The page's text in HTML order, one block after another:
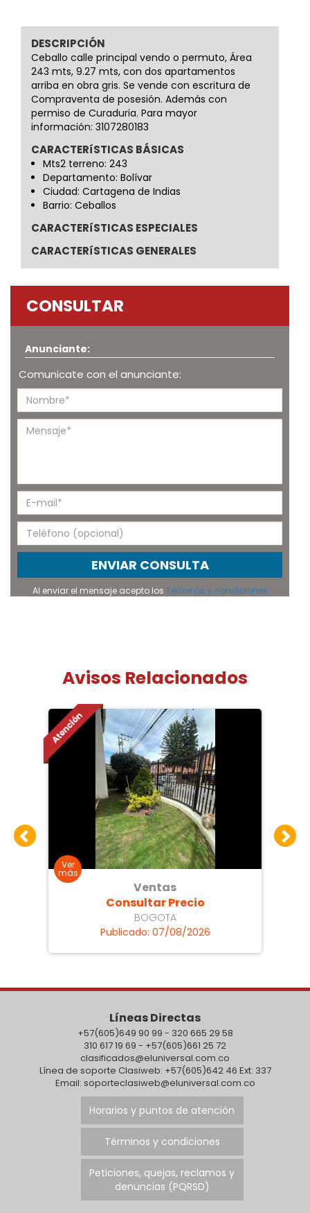
DESCRIPCIÓN
Ceballo calle principal vendo o permuto, Área
243 mts, 9.27 mts, con dos apartamentos
arriba en obra gris. Se vende con escritura de
Compraventa de posesión. Además con
permiso de Curaduria. Para mayor
información: 3107280183
CARACTERíSTICAS BÁSICAS
Mts2 terreno: 243
Departamento: Bolívar
Ciudad: Cartagena de Indias
Barrio: Ceballos
CARACTERíSTICAS ESPECIALES
CARACTERíSTICAS GENERALES
CONSULTAR
Anunciante:
Comunicate con el anunciante:
ENVIAR CONSULTA
Al enviar el mensaje acepto los Términos y condiciones
Avisos Relacionados
Ventas
Consultar Precio
BOGOTA
Publicado: 07/08/2026
Líneas Directas
+57(605)649 90 99 - 320 665 29 58
310 617 19 69 - +57(605)661 25 72
clasificados@eluniversal.com.co
Línea de soporte Clasiweb: +57(605)642 46 Ext: 337
Email: soporteclasiweb@eluniversal.com.co
Horarios y puntos de atención
Términos y condiciones
Peticiones, quejas, reclamos y
denuncias (PQRSD)